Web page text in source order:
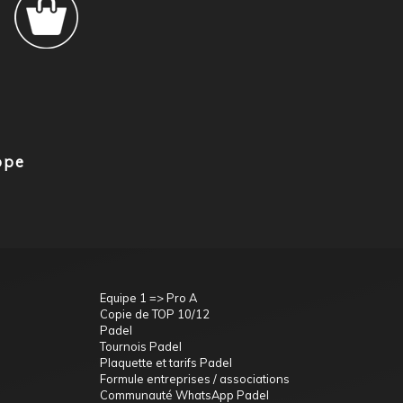
Equipe 1 => Pro A
Copie de TOP 10/12
Padel
Tournois Padel
Plaquette et tarifs Padel
Formule entreprises / associations
Communauté WhatsApp Padel